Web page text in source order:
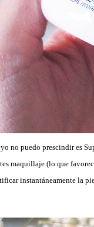
no puedo prescindir es
maquillaje (lo que
instantáneamente la